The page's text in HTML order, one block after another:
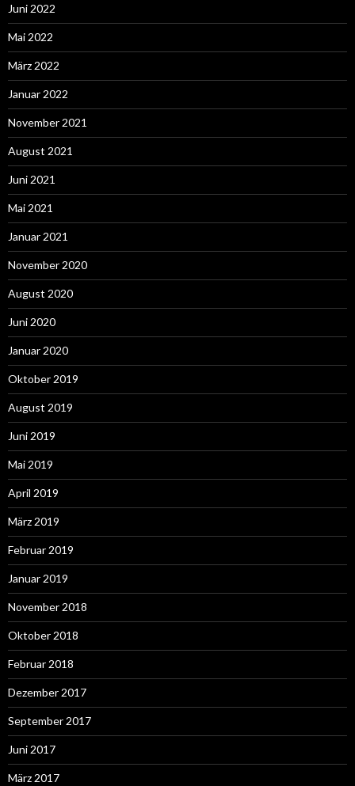
Juni 2022
Mai 2022
März 2022
Januar 2022
November 2021
August 2021
Juni 2021
Mai 2021
Januar 2021
November 2020
August 2020
Juni 2020
Januar 2020
Oktober 2019
August 2019
Juni 2019
Mai 2019
April 2019
März 2019
Februar 2019
Januar 2019
November 2018
Oktober 2018
Februar 2018
Dezember 2017
September 2017
Juni 2017
März 2017